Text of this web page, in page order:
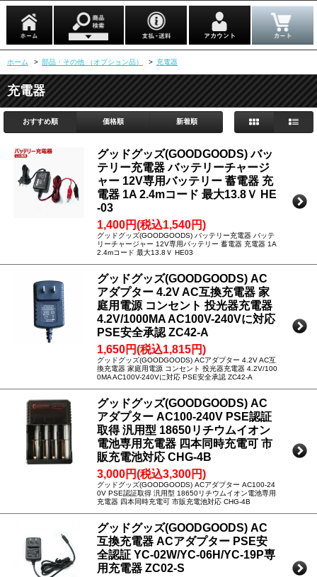
ホーム > 部品・その他 （オプション品） > 充電器
充電器
おすすめ順 価格順 新着順
グッドグッズ(GOODGOODS) バッ
テリー充電器 バッテリーチャージ
ャー 12V専用バッテリー 蓄電器 充
電器 1A 2.4mコード 最大13.8Ｖ HE
-03
1,400円(税込1,540円)
グッドグッズ(GOODGOODS) バッテリー充電器 バッテ
リーチャージャー 12V専用バッテリー 蓄電器 充電器 1A
2.4mコード 最大13.8Ｖ HE03
グッドグッズ(GOODGOODS) AC
アダプター 4.2V AC互換充電器 家
庭用電源 コンセント 投光器充電器
4.2V/1000MA AC100V-240Vに対応
PSE安全承認 ZC42-A
1,650円(税込1,815円)
グッドグッズ(GOODGOODS) ACアダプター 4.2V AC互
換充電器 家庭用電源 コンセント 投光器充電器 4.2V/100
0MA AC100V-240Vに対応 PSE安全承認 ZC42-A
グッドグッズ(GOODGOODS) AC
アダプター AC100-240V PSE認証
取得 汎用型 18650リチウムイオン
電池専用充電器 四本同時充電可 市
販充電池対応 CHG-4B
3,000円(税込3,300円)
グッドグッズ(GOODGOODS) ACアダプター AC100-24
0V PSE認証取得 汎用型 18650リチウムイオン電池専用
充電器 四本同時充電可 市販充電池対応 CHG-4B
グッドグッズ(GOODGOODS) AC
互換充電器 ACアダプター PSE安
全認証 YC-02W/YC-06H/YC-19P専
用充電器 ZC02-S